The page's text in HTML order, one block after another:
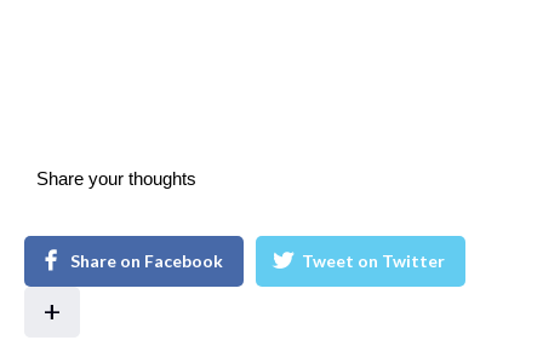
Share your thoughts
Share on Facebook Tweet on Twitter
+